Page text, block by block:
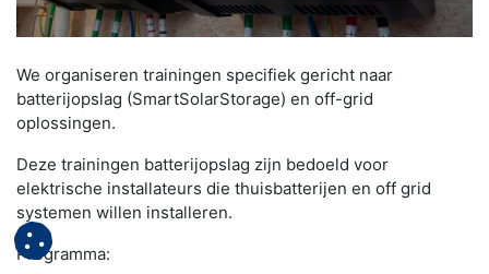
We organiseren trainingen specifiek gericht naar
batterijopslag (SmartSolarStorage) en off-grid
oplossingen.
Deze trainingen batterijopslag zijn bedoeld voor
elektrische installateurs die thuisbatterijen en off grid
systemen willen installeren.
Programma: